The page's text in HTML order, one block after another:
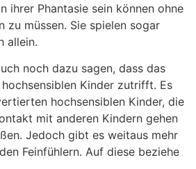
ihrer Phantasie sein können ohne
zu müssen. Sie spielen sogar
allein.
noch dazu sagen, dass das
Kinder zutrifft. Es
hochsensiblen Kinder, die
mit anderen Kindern gehen
Jedoch gibt es weitaus mehr
Feinfühlern. Auf diese beziehe